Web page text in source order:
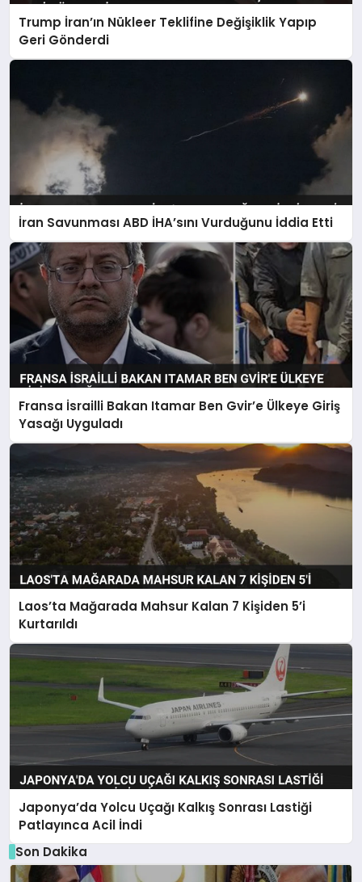
Trump İran’ın Nükleer Teklifine Değişiklik Yapıp
Geri Gönderdi
İran Savunması ABD İHA’sını Vurduğunu İddia Etti
Fransa İsrailli Bakan Itamar Ben Gvir’e Ülkeye Giriş
Yasağı Uyguladı
Laos’ta Mağarada Mahsur Kalan 7 Kişiden 5’i
Kurtarıldı
Japonya’da Yolcu Uçağı Kalkış Sonrası Lastiği
Patlayınca Acil İndi
Son Dakika